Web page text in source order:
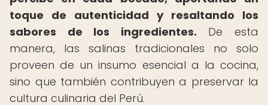
toque de autenticidad y resaltando los
sabores de los ingredientes. De esta
manera, las salinas tradicionales no solo
proveen de un insumo esencial a la cocina,
sino que también contribuyen a preservar la
cultura culinaria del Perú.